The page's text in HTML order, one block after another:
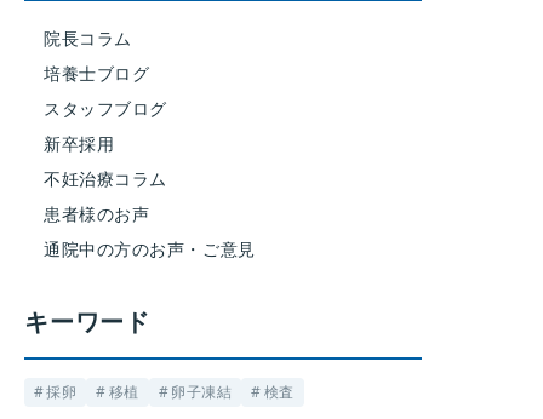
院長コラム
培養士ブログ
スタッフブログ
新卒採用
不妊治療コラム
患者様のお声
通院中の方のお声・ご意見
キーワード
採卵 移植 卵子凍結 検査